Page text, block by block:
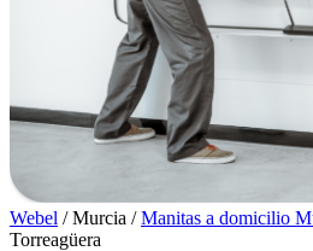
Webel / Murcia / Manitas a domicilio
Torreagüera